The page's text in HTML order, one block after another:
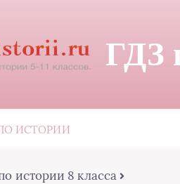
ГДЗ
ИСТОРИИ
истории 8 класса